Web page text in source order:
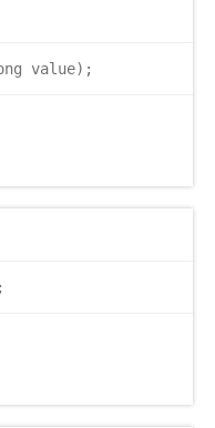
value);